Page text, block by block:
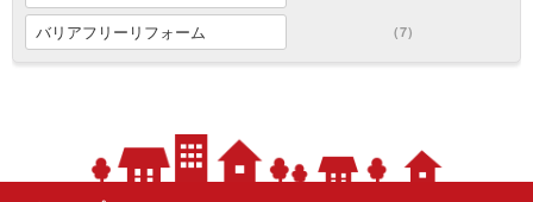
バリアフリーリフォーム (7)